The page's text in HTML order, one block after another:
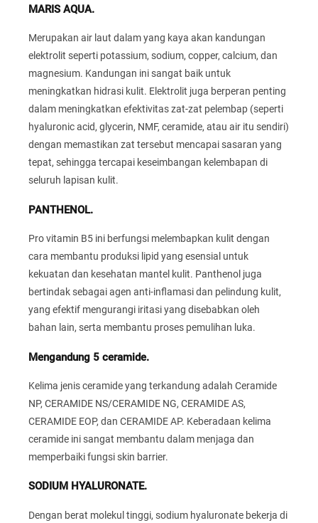
MARIS AQUA.
Merupakan air laut dalam yang kaya akan kandungan
elektrolit seperti potassium, sodium, copper, calcium, dan
magnesium. Kandungan ini sangat baik untuk
meningkatkan hidrasi kulit. Elektrolit juga berperan penting
dalam meningkatkan efektivitas zat-zat pelembap (seperti
hyaluronic acid, glycerin, NMF, ceramide, atau air itu sendiri)
dengan memastikan zat tersebut mencapai sasaran yang
tepat, sehingga tercapai keseimbangan kelembapan di
seluruh lapisan kulit.
PANTHENOL.
Pro vitamin B5 ini berfungsi melembapkan kulit dengan
cara membantu produksi lipid yang esensial untuk
kekuatan dan kesehatan mantel kulit. Panthenol juga
bertindak sebagai agen anti-inflamasi dan pelindung kulit,
yang efektif mengurangi iritasi yang disebabkan oleh
bahan lain, serta membantu proses pemulihan luka.
Mengandung 5 ceramide.
Kelima jenis ceramide yang terkandung adalah Ceramide
NP, CERAMIDE NS/CERAMIDE NG, CERAMIDE AS,
CERAMIDE EOP, dan CERAMIDE AP. Keberadaan kelima
ceramide ini sangat membantu dalam menjaga dan
memperbaiki fungsi skin barrier.
SODIUM HYALURONATE.
Dengan berat molekul tinggi, sodium hyaluronate bekerja di